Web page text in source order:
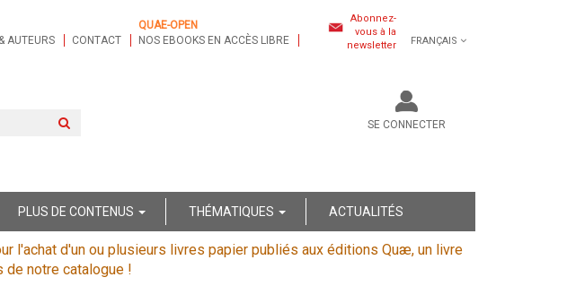
AUTEURS CONTACT
QUAE-OPEN
NOS EBOOKS EN ACCÈS LIBRE
Abonnez-
vous à la
newsletter
FRANÇAIS
SE CONNECTER
PLUS DE CONTENUS THÉMATIQUES ACTUALITÉS
l'achat d'un ou plusieurs livres papier publiés aux éditions Quæ, un livre
notre catalogue !